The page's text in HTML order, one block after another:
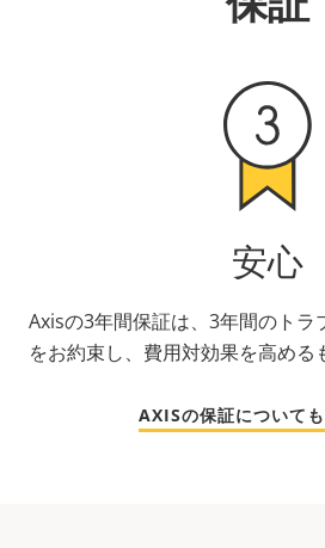
安心
Axisの3年間保証は、3年間のトラ
をお約束し、費用対効果を高める
AXISの保証について